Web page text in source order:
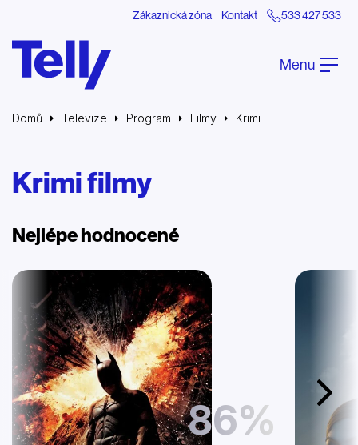
Zákaznická zóna Kontakt 533 427 533
Menu
Domů Televize Program Filmy Krimi
Krimi filmy
Nejlépe hodnocené
Další
86%